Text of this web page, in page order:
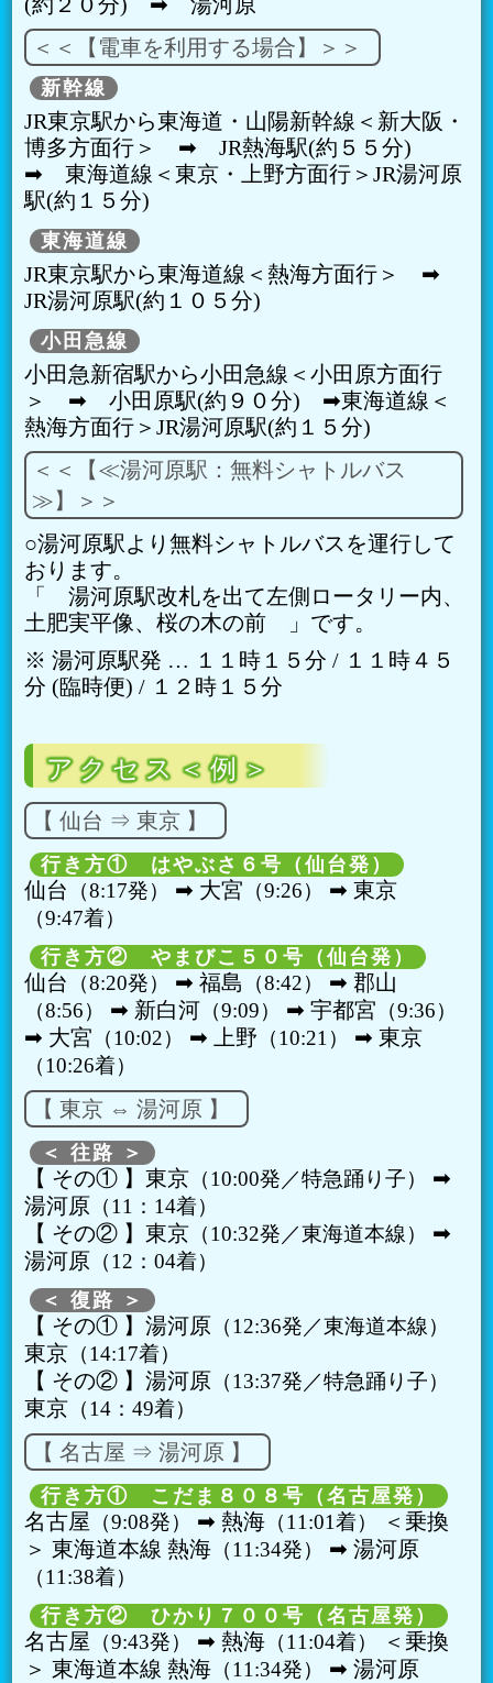
＜＜【電車を利用する場合】＞＞
新幹線
JR東京駅から東海道・山陽新幹線＜新大阪・
博多方面行＞ ➡︎ JR熱海駅(約５５分)
➡︎ 東海道線＜東京・上野方面行＞JR湯河原
駅(約１５分)
東海道線
JR東京駅から東海道線＜熱海方面行＞ ➡︎
JR湯河原駅(約１０５分)
小田急線
小田急新宿駅から小田急線＜小田原方面行
＞ ➡︎ 小田原駅(約９０分) ➡︎東海道線＜
熱海方面行＞JR湯河原駅(約１５分)
＜＜【≪湯河原駅：無料シャトルバス
≫】＞＞
○湯河原駅より無料シャトルバスを運行して
おります。
「 湯河原駅改札を出て左側ロータリー内、
土肥実平像、桜の木の前 」です。
※ 湯河原駅発 … １１時１５分 / １１時４５
分 (臨時便) / １２時１５分
アクセス＜例＞
【 仙台 ⇒ 東京 】
行き方① はやぶさ６号（仙台発）
仙台 8:17発 ➡︎ 大宮 9:26 ➡︎ 東京
9:47着
行き方② やまびこ５０号（仙台発）
仙台 8:20発 ➡︎ 福島 8:42 ➡︎ 郡山
8:56 ➡︎ 新白河 9:09 ➡︎ 宇都宮 9:36
➡︎ 大宮 10:02 ➡︎ 上野 10:21 ➡︎ 東京
10:26着
【 東京 ⇔ 湯河原 】
＜ 往路 ＞
【 その① 】東京 10:00発／特急踊り子
➡︎
湯河原
11：14着
【 その② 】東京 10:32発／東海道本線
➡︎
湯河原
12：04着
＜ 復路 ＞
【 その① 】湯河原 12:36発／東海道本線
東京 14:17着
【 その② 】湯河原 13:37発／特急踊り子
東京 14：49着
【 名古屋 ⇒ 湯河原 】
行き方① こだま８０８号（名古屋発）
名古屋 9:08発 ➡︎ 熱海 11:01着
＜乗換
＞ 東海道本線 熱海
11:34発 ➡︎ 湯河原
11:38着
行き方② ひかり７００号（名古屋発）
名古屋 9:43発 ➡︎ 熱海 11:04着
＜乗換
＞ 東海道本線 熱海
11:34発 ➡︎ 湯河原